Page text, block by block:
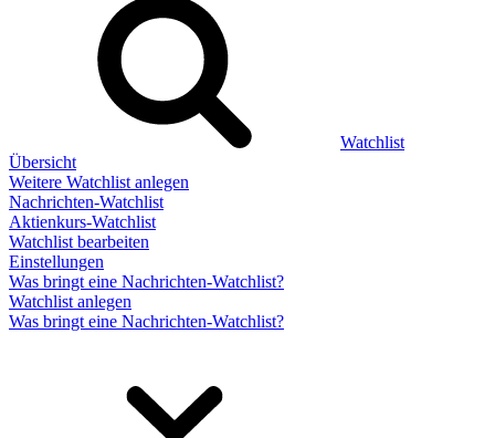
Watchlist
Übersicht
Weitere Watchlist anlegen
Nachrichten-Watchlist
Aktienkurs-Watchlist
Watchlist bearbeiten
Einstellungen
Was bringt eine Nachrichten-Watchlist?
Watchlist anlegen
Was bringt eine Nachrichten-Watchlist?